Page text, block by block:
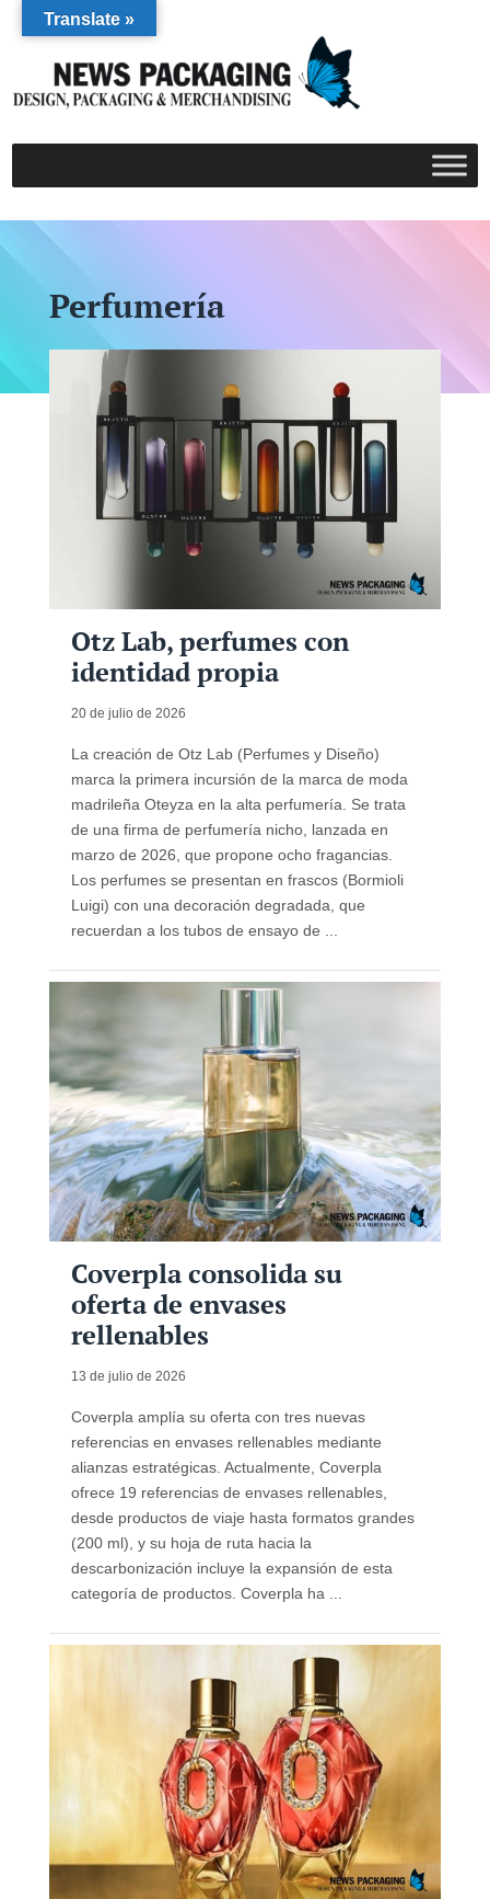
Perfumería
Otz Lab, perfumes con
identidad propia
20 de julio de 2026
La creación de Otz Lab (Perfumes y Diseño)
marca la primera incursión de la marca de moda
madrileña Oteyza en la alta perfumería. Se trata
de una firma de perfumería nicho, lanzada en
marzo de 2026, que propone ocho fragancias.
Los perfumes se presentan en frascos (Bormioli
Luigi) con una decoración degradada, que
recuerdan a los tubos de ensayo de ...
Coverpla consolida su
oferta de envases
rellenables
13 de julio de 2026
Coverpla amplía su oferta con tres nuevas
referencias en envases rellenables mediante
alianzas estratégicas. Actualmente, Coverpla
ofrece 19 referencias de envases rellenables,
desde productos de viaje hasta formatos grandes
(200 ml), y su hoja de ruta hacia la
descarbonización incluye la expansión de esta
categoría de productos. Coverpla ha ...
Translate »